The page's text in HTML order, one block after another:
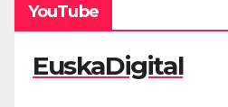
YouTube
EuskaDigital